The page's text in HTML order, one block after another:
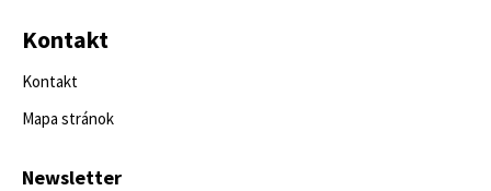
Kontakt
Kontakt
Mapa stránok
Newsletter